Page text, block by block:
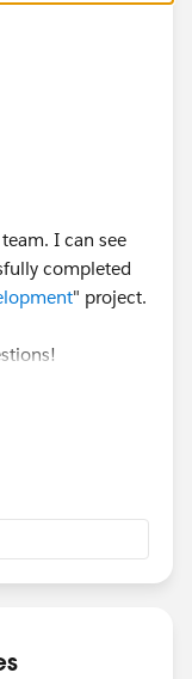
I can see
completed
" project.